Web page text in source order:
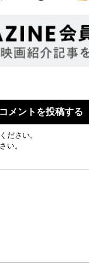
メントを投稿する
ださい。
い。